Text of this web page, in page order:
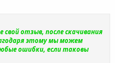
отзыв, после скачивания
этому мы можем
ошибки, если таковы